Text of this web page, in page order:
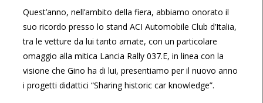
Quest’anno, nell’ambito della fiera, abbiamo onorato il
suo ricordo presso lo stand ACI Automobile Club d’Italia,
tra le vetture da lui tanto amate, con un particolare
omaggio alla mitica Lancia Rally 037.E, in linea con la
visione che Gino ha di lui, presentiamo per il nuovo anno
i progetti didattici “Sharing historic car knowledge”.